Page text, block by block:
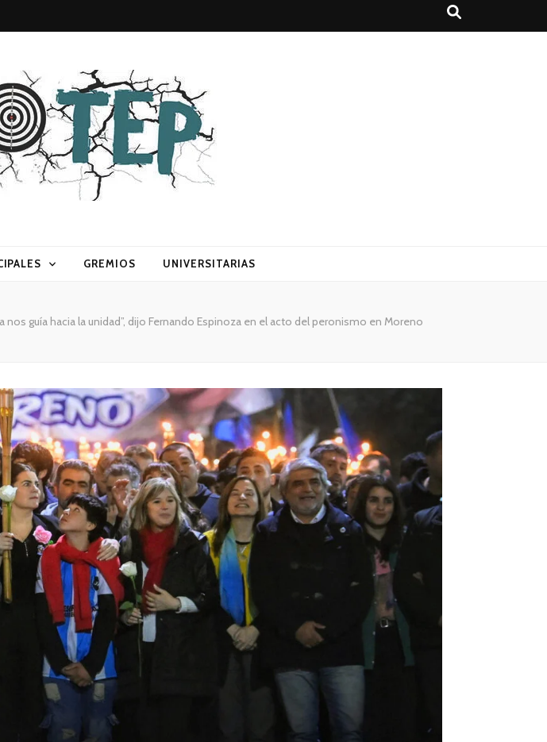
GREMIOS UNIVERSITARIAS
nos guía hacia la unidad”, dijo Fernando Espinoza en el acto del peronismo en Moreno